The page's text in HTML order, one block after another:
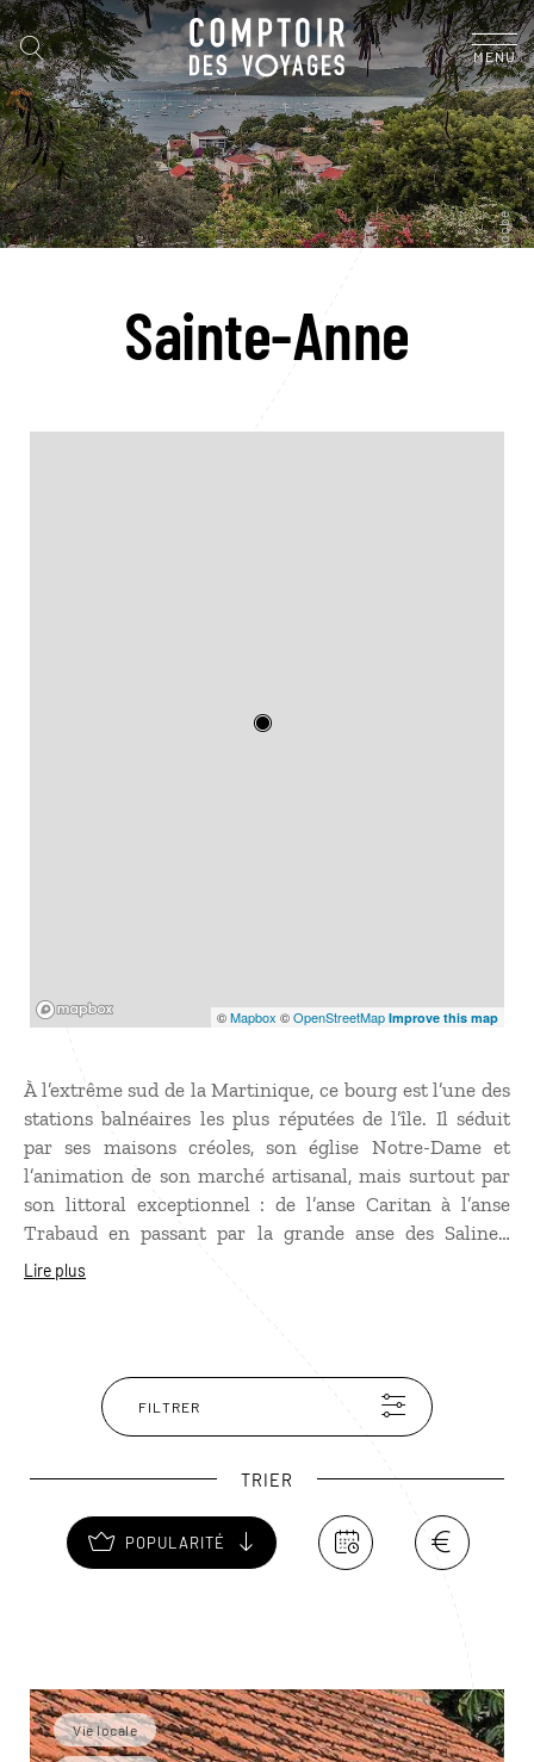
MENU
Sainte-Anne
©Mapbox ©OpenStreetMap Improve this map
À l’extrême sud de la Martinique, ce bourg est l’une des
stations balnéaires les plus réputées de l’île. Il séduit
par ses maisons créoles, son église Notre-Dame et
l’animation de son marché artisanal, mais surtout par
son littoral exceptionnel : de l’anse Caritan à l’anse
Trabaud en passant par la grande anse des Salines,
considérée comme l’une des plus belles plages des
réserve naturelle idéale pour une excursion en kayak
ou en bateau.
Lire plus
FILTRER
TRIER
POPULARITÉ
Vie locale